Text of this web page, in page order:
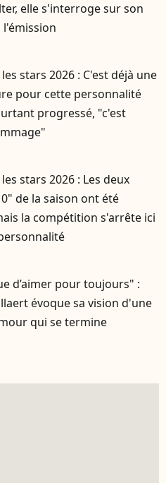
elle s'interroge sur son
stars 2026 : C'est déjà une
pour cette personnalité
progressé, "c'est
stars 2026 : Les deux
de la saison ont été
la compétition s'arrête ici
d’aimer pour toujours" :
évoque sa vision d'une
qui se termine